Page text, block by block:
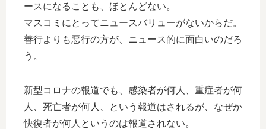
ースになることも、ほとんどない。
マスコミにとってニュースバリューがないからだ。
善行よりも悪行の方が、ニュース的に面白いのだろ
う。
新型コロナの報道でも、感染者が何人、重症者が何
人、死亡者が何人、という報道はされるが、なぜか
快復者が何人というのは報道されない。